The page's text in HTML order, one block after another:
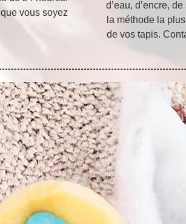
vous soyez
d’eau, d’encre,
la méthode la
de vos tapis.